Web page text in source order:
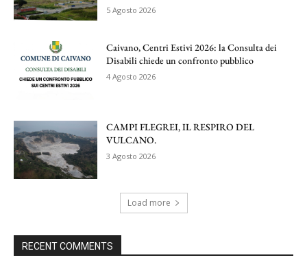
5 Agosto 2026
Caivano, Centri Estivi 2026: la Consulta dei
Disabili chiede un confronto pubblico
4 Agosto 2026
CAMPI FLEGREI, IL RESPIRO DEL
VULCANO.
3 Agosto 2026
Load more
RECENT COMMENTS